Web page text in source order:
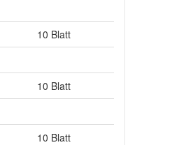
10 Blatt
10 Blatt
10 Blatt